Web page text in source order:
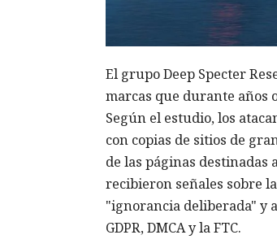
El grupo Deep Specter
marcas que durante años
Según el estudio, los
con copias de sitios de
de las páginas destinadas
recibieron señales sobre
"ignorancia deliberada" y
GDPR, DMCA y la FTC.